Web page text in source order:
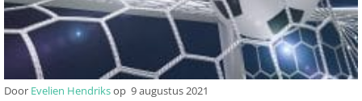
Door Evelien Hendriksop 9 augustus 2021